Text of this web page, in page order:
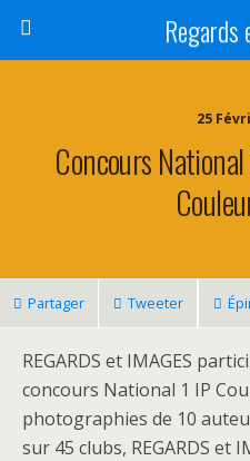
Regards
25
Concours
Partager Tweeter
REGARDS et IMAGES
concours National 1 IP
photographies de 10
sur 45 clubs, REGARDS et